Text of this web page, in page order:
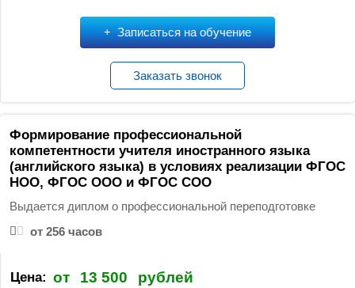
Записаться на обучение
Заказать звонок
Формирование профессиональной
компетентности учителя иностранного языка
(английского языка) в условиях реализации ФГОС
НОО, ФГОС ООО и ФГОС СОО
Выдается диплом о профессиональной переподготовке
от 256 часов
Цена: от 13 500 рублей